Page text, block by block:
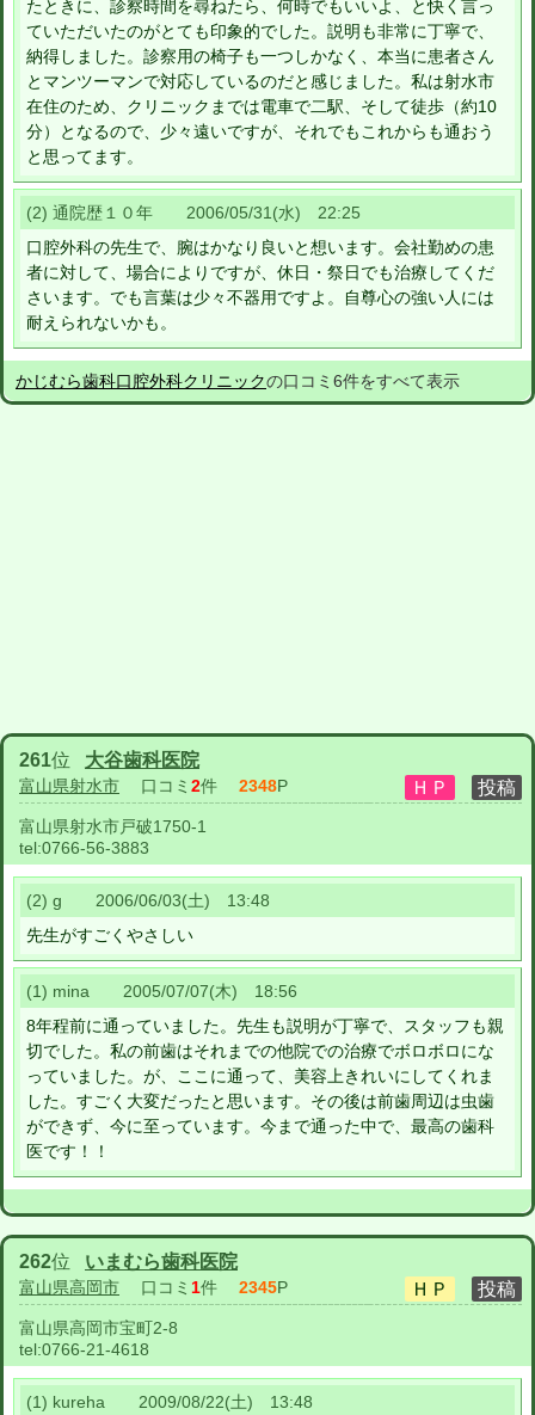
たときに、診察時間を尋ねたら、何時でもいいよ、と快く言っ
ていただいたのがとても印象的でした。説明も非常に丁寧で、
納得しました。診察用の椅子も一つしかなく、本当に患者さん
とマンツーマンで対応しているのだと感じました。私は射水市
在住のため、クリニックまでは電車で二駅、そして徒歩（約10
分）となるので、少々遠いですが、それでもこれからも通おう
と思ってます。
(2) 通院歴１０年 2006/05/31(水) 22:25
口腔外科の先生で、腕はかなり良いと想います。会社勤めの患
者に対して、場合によりですが、休日・祭日でも治療してくだ
さいます。でも言葉は少々不器用ですよ。自尊心の強い人には
耐えられないかも。
かじむら歯科口腔外科クリニックの口コミ6件をすべて表示
261位 大谷歯科医院
富山県射水市 口コミ 2件 2348P
富山県射水市戸破1750-1
tel:0766-56-3883
(2) g 2006/06/03(土) 13:48
先生がすごくやさしい
(1) mina 2005/07/07(木) 18:56
8年程前に通っていました。先生も説明が丁寧で、スタッフも親
切でした。私の前歯はそれまでの他院での治療でボロボロにな
っていました。が、ここに通って、美容上きれいにしてくれま
した。すごく大変だったと思います。その後は前歯周辺は虫歯
ができず、今に至っています。今まで通った中で、最高の歯科
医です！！
262位 いまむら歯科医院
富山県高岡市 口コミ 1件 2345P
富山県高岡市宝町2-8
tel:0766-21-4618
(1) kureha 2009/08/22(土) 13:48